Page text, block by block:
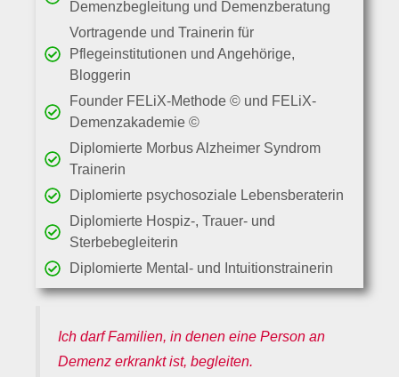
Demenzbegleitung und Demenzberatung
Vortragende und Trainerin für
Pflegeinstitutionen und Angehörige,
Bloggerin
Founder FELiX-Methode © und FELiX-
Demenzakademie ©
Diplomierte Morbus Alzheimer Syndrom
Trainerin
Diplomierte psychosoziale Lebensberaterin
Diplomierte Hospiz-, Trauer- und
Sterbebegleiterin
Diplomierte Mental- und Intuitionstrainerin
Ich darf Familien, in denen eine Person an
Demenz erkrankt ist, begleiten.